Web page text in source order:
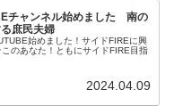
チャンネル始めました 南の
庶民夫婦
始めました！サイドFIREに興
のあなた！ともにサイドFIRE目指
2024.04.09